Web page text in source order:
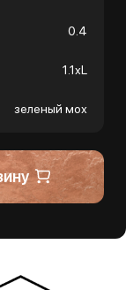
0.4
1.1хL
зеленый мох